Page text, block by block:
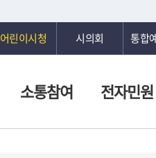
어린이시청 시의회 통합
소통참여 전자민원